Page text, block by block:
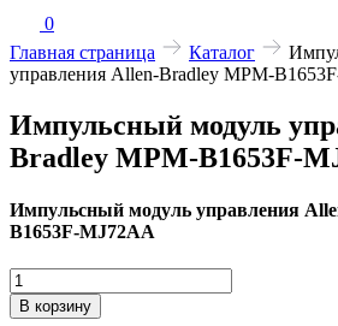
0
Главная страница
Каталог
управления Allen-Bradley MPM-
Импульсный модуль
Bradley MPM-B1653F-
Импульсный модуль управления
B1653F-MJ72AA
Количество
товара
Импульсный
В корзину